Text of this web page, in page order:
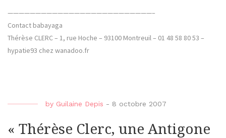
——————————————————————————–
Contact babayaga
Thérèse CLERC – 1, rue Hoche – 93100 Montreuil – 01 48 58 80 53 –
hypatie93 chez wanadoo.fr
by Guilaine Depis - 8 octobre 2007
« Thérèse Clerc, une Antigone